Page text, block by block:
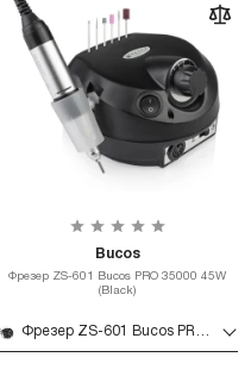
Bucos
Фрезер ZS-601 Bucos PRO 35000 45W
(Black)
Фрезер ZS-601 Bucos PRO 35000 45W (Black)